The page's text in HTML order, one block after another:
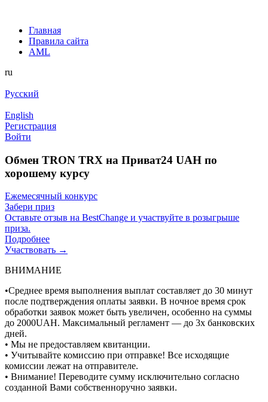
Главная
Правила сайта
AML
ru
Русский
English
Регистрация
Войти
Обмен TRON TRX на Приват24 UAH по
хорошему курсу
Ежемесячный конкурс
Забери приз
Оставьте отзыв на BestChange и участвуйте в розыгрыше
приза.
Подробнее
Участвовать →
ВНИМАНИЕ
•Среднее время выполнения выплат составляет до 30 минут
после подтверждения оплаты заявки. В ночное время срок
обработки заявок может быть увеличен, особенно на суммы
до 2000UAH. Максимальный регламент — до 3х банковских
дней.
• Мы не предоставляем квитанции.
• Учитывайте комиссию при отправке! Все исходящие
комиссии лежат на отправителе.
• Внимание! Переводите сумму исключительно согласно
созданной Вами собственноручно заявки.